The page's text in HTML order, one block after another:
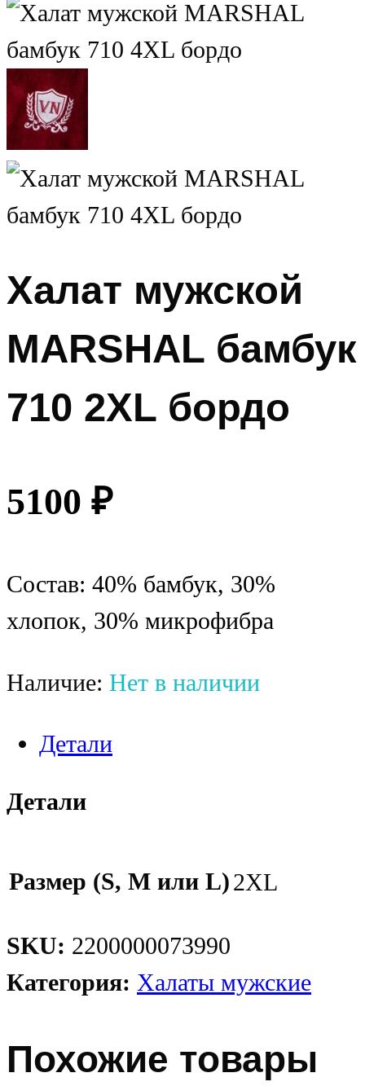
Халат мужской
MARSHAL бамбук
710 2XL бордо
5100 ₽
Состав: 40% бамбук, 30%
хлопок, 30% микрофибра
Наличие: Нет в наличии
Детали
Детали
Размер (S, M или L)2XL
SKU: 2200000073990
Категория: Халаты мужские
Похожие товары